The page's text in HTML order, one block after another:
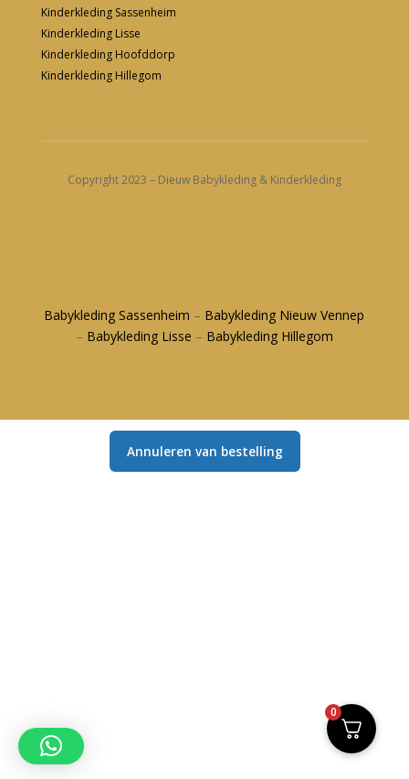
Kinderkleding Sassenheim
Kinderkleding Lisse
Kinderkleding Hoofddorp
Kinderkleding Hillegom
Copyright 2023 – Dieuw Babykleding & Kinderkleding
Babykleding Sassenheim – Babykleding Nieuw Vennep
– Babykleding Lisse – Babykleding Hillegom
0
Annuleren van bestelling